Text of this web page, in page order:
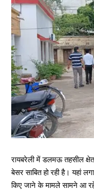
रायबरेली में डलमऊ तहसील
बेसर साबित हो रही है। यहां
किए जाने के मामले सामने आ